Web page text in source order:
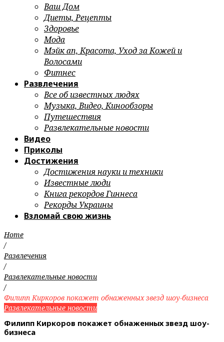
Ваш Дом
Диеты, Рецепты
Здоровье
Мода
Мэйк ап, Красота, Уход за Кожей и
Волосами
Фитнес
Развлечения
Все об известных людях
Музыка, Видео, Кинообзоры
Путешествия
Развлекательные новости
Видео
Приколы
Достижения
Достижения науки и техники
Известные люди
Книга рекордов Гиннеса
Рекорды Украины
Взломай свою жизнь
Home
/
Развлечения
/
Развлекательные новости
/
Филипп Киркоров покажет обнаженных звезд шоу-бизнеса
Развлекательные новости
Филипп Киркоров покажет обнаженных звезд шоу-
бизнеса